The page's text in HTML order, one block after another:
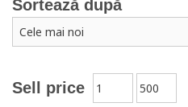
Adriana Petrescu
Alexandra Rotariu
Alexandru Creţu
Sell price
Sortează după